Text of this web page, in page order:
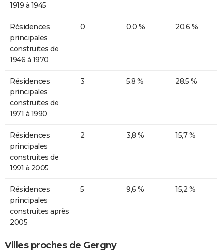
1919 à 1945
Résidences
principales
construites de
1946 à 1970
0 0,0 % 20,6 %
Résidences
principales
construites de
1971 à 1990
3 5,8 % 28,5 %
Résidences
principales
construites de
1991 à 2005
2 3,8 % 15,7 %
Résidences
principales
construites après
2005
5 9,6 % 15,2 %
Villes proches de Gergny